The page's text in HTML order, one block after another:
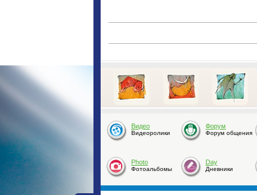
Видео
Видеоролики
Форум
Форум общения
Photo
Фотоальбомы
Day
Дневники